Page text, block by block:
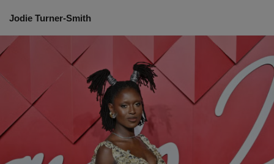
Jodie Turner-Smith